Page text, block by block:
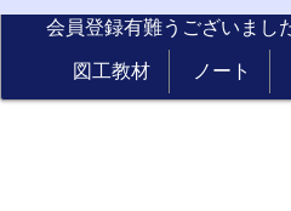
会員登録有難うございまし
図工教材 ノート